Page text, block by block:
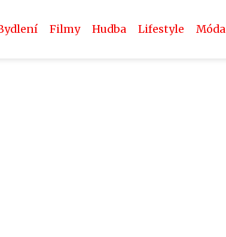
Filmy Hudba Lifestyle Móda